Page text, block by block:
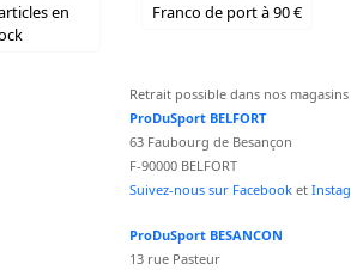
en
Franco de port à 90 €
Retrait possible dans nos magasins
ProDuSport BELFORT
63 Faubourg de Besançon
F-90000 BELFORT
Suivez-nous sur Facebook et
ProDuSport BESANCON
13 rue Pasteur